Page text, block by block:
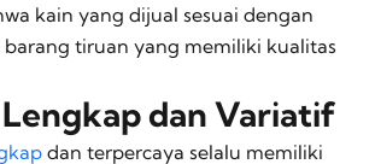
kain yang dijual sesuai dengan
barang tiruan yang memiliki kualitas
dan Variatif
dan terpercaya selalu memiliki